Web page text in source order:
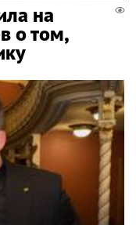
на
о том,